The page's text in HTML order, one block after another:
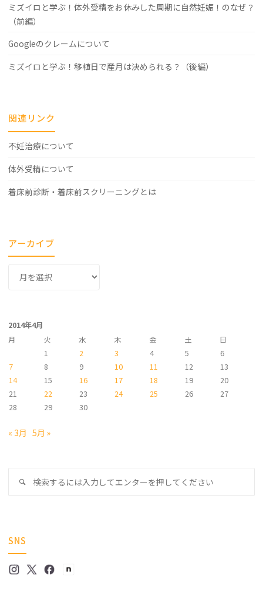
ミズイロと学ぶ！体外受精をお休みした周期に自然妊娠！のなぜ？
（前編）
Googleのクレームについて
ミズイロと学ぶ！移植日で産月は決められる？（後編）
関連リンク
不妊治療について
体外受精について
着床前診断・着床前スクリーニングとは
アーカイブ
ブ
2014年4月
月
火 水 木 金 土
日
1
2 3 4 5
6
7
8 9 10 11 12
13
14
15 16 17 18 19
20
21
22 23 24 25 26
27
28
29 30
« 3月 5月 »
検
SNS